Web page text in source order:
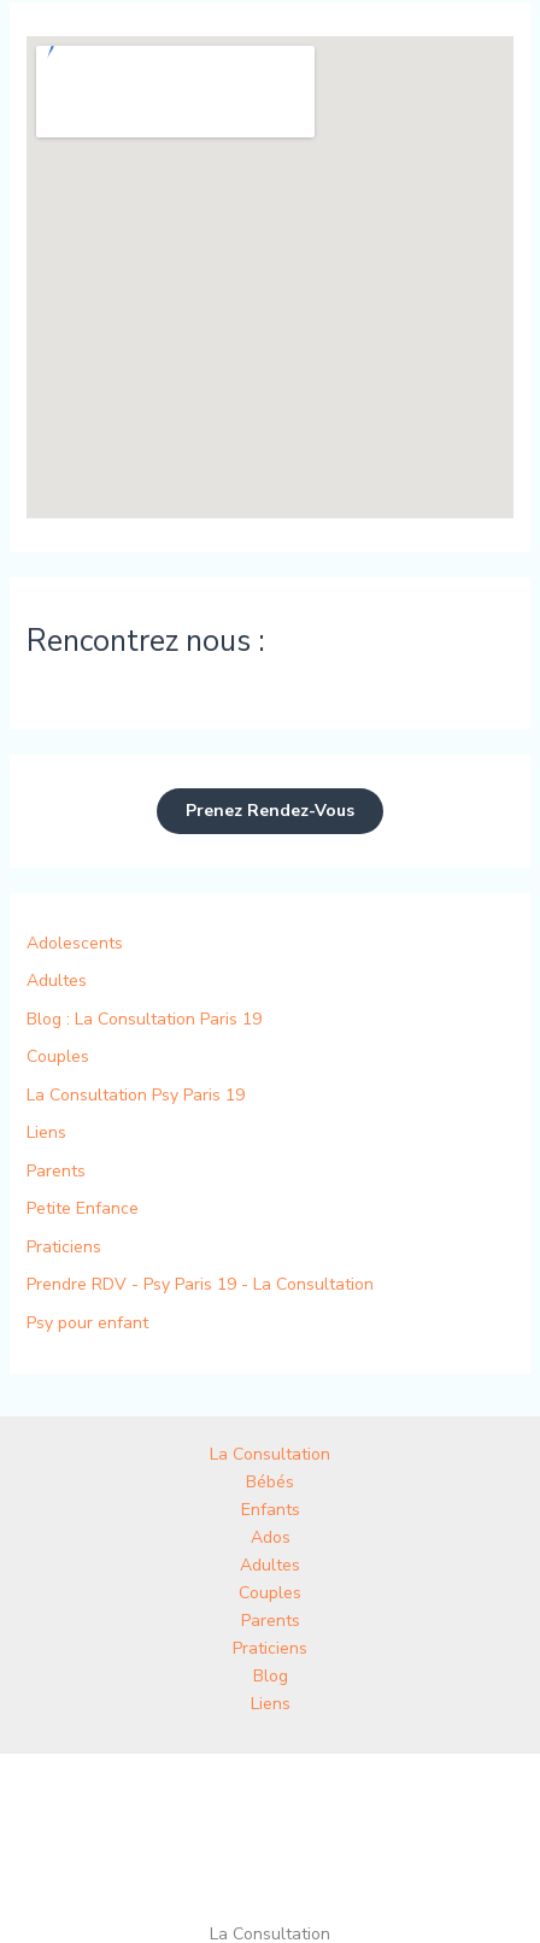
Rencontrez nous :
Prenez Rendez-Vous
Adolescents
Adultes
Blog : La Consultation Paris 19
Couples
La Consultation Psy Paris 19
Liens
Parents
Petite Enfance
Praticiens
Prendre RDV - Psy Paris 19 - La Consultation
Psy pour enfant
La Consultation
Bébés
Enfants
Ados
Adultes
Couples
Parents
Praticiens
Blog
Liens
La Consultation